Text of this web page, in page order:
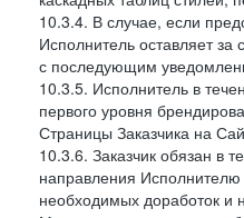
10.3.4. В случае, если
Исполнитель оставляет
с последующим
10.3.5. Исполнитель в
первого уровня
Страницы Заказчика на
10.3.6. Заказчик обязан в
направления Исполнителю
необходимых доработок и